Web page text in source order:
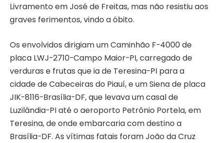
Livramento em José de Freitas, mas não resistiu aos
graves ferimentos, vindo a óbito.
Os envolvidos dirigiam um Caminhão F-4000 de
placa LWJ-2710-Campo Maior-PI, carregado de
verduras e frutas que ia de Teresina-PI para a
cidade de Cabeceiras do Piauí, e um Siena de placa
JIK-8116-Brasília-DF, que levava um casal de
Luzilândia-PI até o aeroporto Petrônio Portela, em
Teresina, de onde embarcaria com destino a
Brasília-DF. As vítimas fatais foram João da Cruz